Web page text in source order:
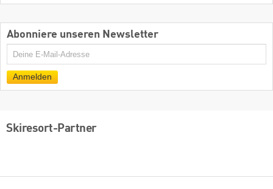
Abonniere unseren Newsletter
E-
Anmelden
Skiresort-Partner